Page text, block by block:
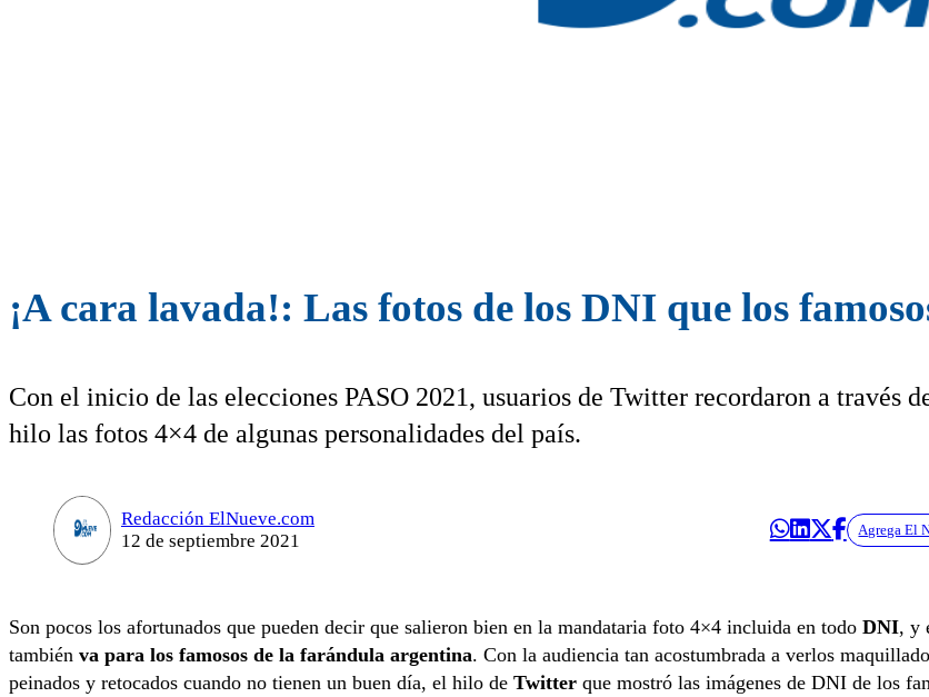
¡A cara lavada!: Las fotos de los DNI que los
Con el inicio de las elecciones PASO 2021, usuarios de Twitter recordaron a través
hilo las fotos 4×4 de algunas personalidades del país.
Redacción ElNueve.com
12 de septiembre 2021
Agrega El
Son pocos los afortunados que pueden decir que salieron bien en la mandataria foto 4×4 incluida en todo DNI, y
también va para los famosos de la farándula argentina. Con la audiencia tan acostumbrada a verlos
peinados y retocados cuando no tienen un buen día, el hilo de Twitter que mostró las imágenes de DNI de los